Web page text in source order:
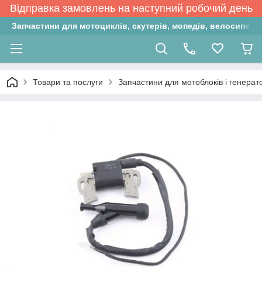
Відправка замовлень на наступний робочий день
Запчастини для мотоциклів, скутерів, мопедів,
Товари та послуги Запчастини для мотоблоків і